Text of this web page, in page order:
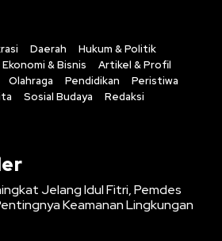
Daerah
Hukum & Politik
Ekonomi & Bisnis
Artikel & Profil
Olahraga Pendidikan
Peristiwa
Sosial Budaya Redaksi
Jelang Idul Fitri, Pemdes
Keamanan Lingkungan